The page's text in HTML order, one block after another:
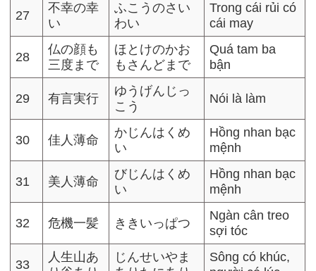
27
不幸の幸
い
ふこうのさい
わい
Trong cái rủi có
cái may
28
仏の顔も
三度まで
ほとけのかお
もさんどまで
Quá tam ba
bận
29 有言実行
ゆうげんじっ
こう
Nói là làm
30 佳人薄命
かじんはくめ
い
Hồng nhan bạc
mệnh
31 美人薄命
びじんはくめ
い
Hồng nhan bạc
mệnh
32 危機一髪 ききいっぱつ
Ngàn cân treo
sợi tóc
33
人生山あ
じんせいやま
Sông có khúc,